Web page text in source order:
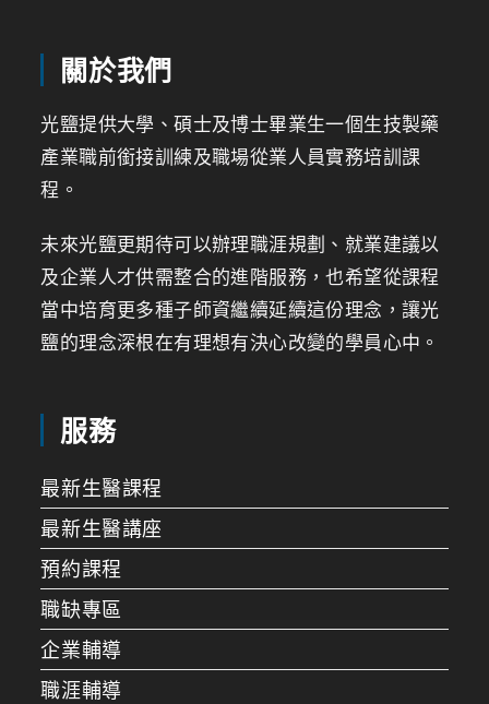
關於我們
光鹽提供大學、碩士及博士畢業生一個生技製藥
產業職前銜接訓練及職場從業人員實務培訓課
程。
未來光鹽更期待可以辦理職涯規劃、就業建議以
及企業人才供需整合的進階服務，也希望從課程
當中培育更多種子師資繼續延續這份理念，讓光
鹽的理念深根在有理想有決心改變的學員心中。
服務
最新生醫課程
最新生醫講座
預約課程
職缺專區
企業輔導
職涯輔導